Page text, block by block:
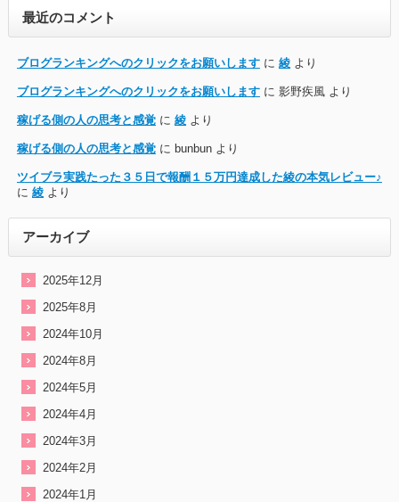
最近のコメント
ブログランキングへのクリックをお願いしますに 綾より
ブログランキングへのクリックをお願いしますに 影野疾風より
稼げる側の人の思考と感覚に 綾より
稼げる側の人の思考と感覚に bunbunより
ツイブラ実践たった３５日で報酬１５万円達成した綾の本気レビュー♪
に 綾より
アーカイブ
2025年12月
2025年8月
2024年10月
2024年8月
2024年5月
2024年4月
2024年3月
2024年2月
2024年1月